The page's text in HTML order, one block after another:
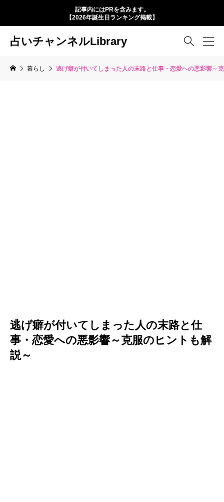
記事内にはPRを含みます。
【2026年誕生日ランキング掲載】
占いチャンネルLibrary 
暮らし 逃げ癖が付いてしまった人の末路と仕事・恋愛への悪影響～
逃げ癖が付いてしまった人の末路と仕
事・恋愛への悪影響～克服のヒントも解
説～